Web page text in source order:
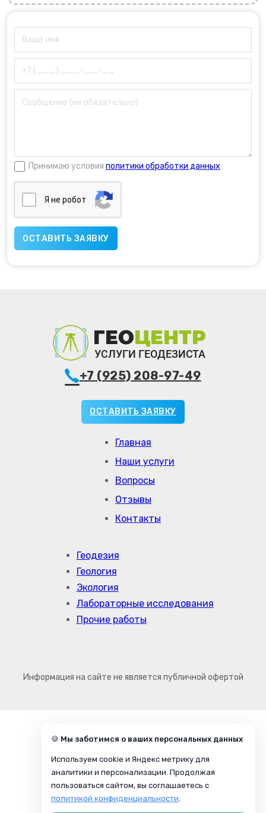
Принимаю условия политики обработки данных
Я нe poбoт
Главная
Наши услуги
Вопросы
Отзывы
Контакты
Геодезия
Геология
Экология
Лабораторные исследования
Прочие работы
+7 (925) 208-97-49
ОСТАВИТЬ ЗАЯВКУ
Информация на сайте не является публичной офертой
🍪 Мы заботимся о ваших персональных данных
Используем cookie и Яндекс метрику для
аналитики и персонализации. Продолжая
пользоваться сайтом, вы соглашаетесь с
политикой конфиденциальности.